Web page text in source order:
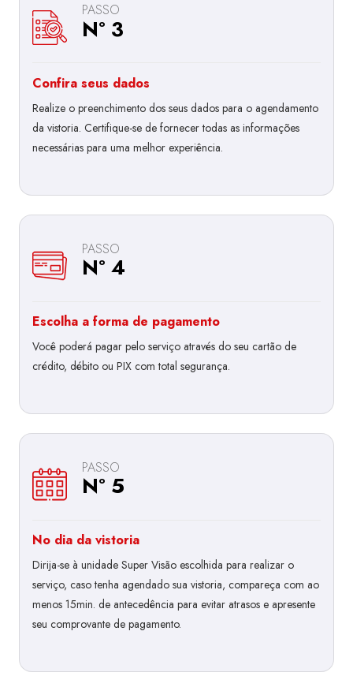
PASSO
Nº 3
Confira seus dados
Realize o preenchimento dos seus dados para o agendamento
da vistoria. Certifique-se de fornecer todas as informações
necessárias para uma melhor experiência.
PASSO
Nº 4
Escolha a forma de pagamento
Você poderá pagar pelo serviço através do seu cartão de
crédito, débito ou PIX com total segurança.
PASSO
Nº 5
No dia da vistoria
Dirija-se à unidade Super Visão escolhida para realizar o
serviço, caso tenha agendado sua vistoria, compareça com ao
menos 15min. de antecedência para evitar atrasos e apresente
seu comprovante de pagamento.